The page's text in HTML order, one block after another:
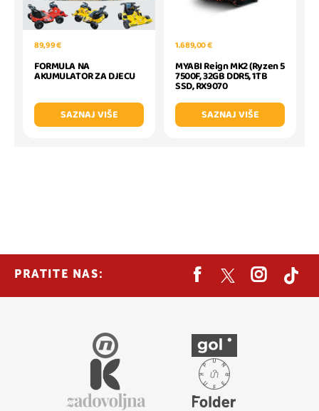
89,99 €
FORMULA NA
AKUMULATOR ZA DJECU
SAZNAJ VIŠE
1.689,00 €
MYABI Reign MK2 (Ryzen 5
7500F, 32GB DDR5, 1TB
SSD, RX9070
SAZNAJ VIŠE
PRATITE NAS: